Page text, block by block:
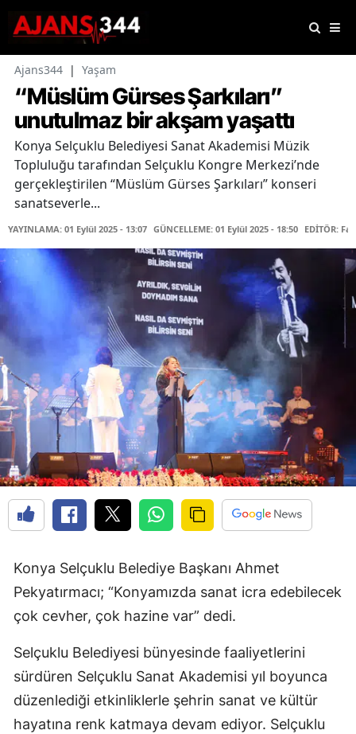
Ajans344 | Yaşam
“Müslüm Gürses Şarkıları”
unutulmaz bir akşam yaşattı
Konya Selçuklu Belediyesi Sanat Akademisi Müzik
Topluluğu tarafından Selçuklu Kongre Merkezi’nde
gerçekleştirilen “Müslüm Gürses Şarkıları” konseri
sanatseverle...
YAYINLAMA: 01 Eylül 2025 - 13:07 GÜNCELLEME: 01 Eylül 2025 - 18:50 EDİTÖR:
Konya Selçuklu Belediye Başkanı Ahmet
Pekyatırmacı; “Konyamızda sanat icra edebilecek
çok cevher, çok hazine var” dedi.
Selçuklu Belediyesi bünyesinde faaliyetlerini
sürdüren Selçuklu Sanat Akademisi yıl boyunca
düzenlediği etkinliklerle şehrin sanat ve kültür
hayatına renk katmaya devam ediyor. Selçuklu